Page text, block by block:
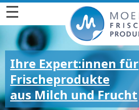
☰
Ihre Expert:innen für
Frischeprodukte
aus Milch und Frucht